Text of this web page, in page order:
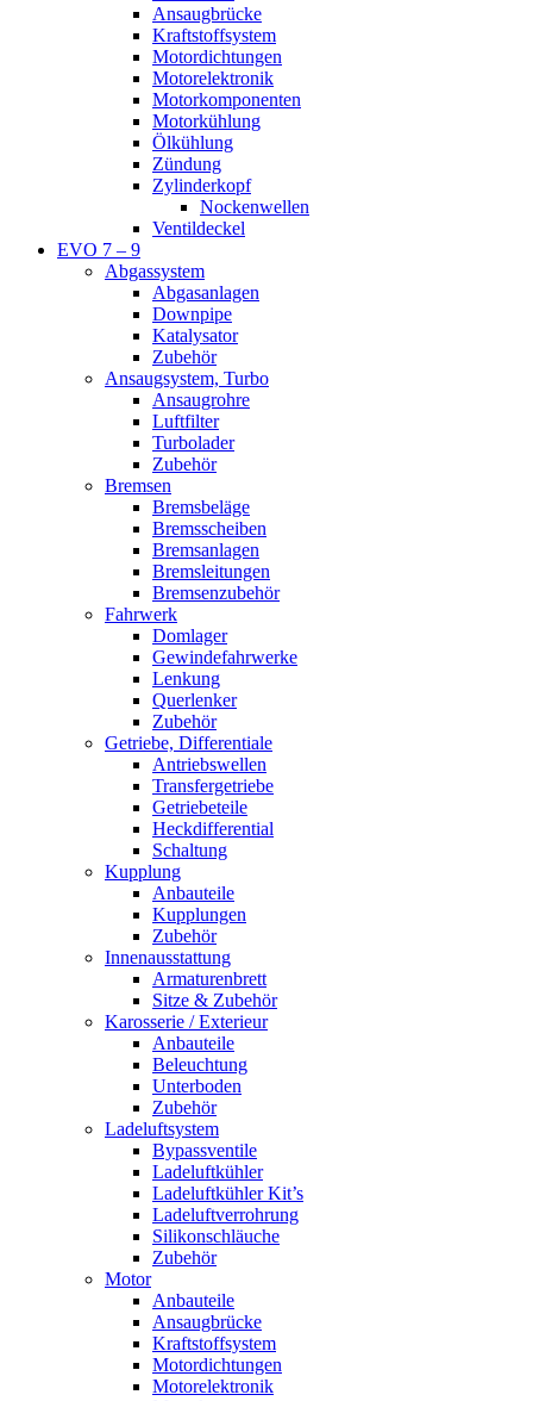
Ansaugbrücke
Kraftstoffsystem
Motordichtungen
Motorelektronik
Motorkomponenten
Motorkühlung
Ölkühlung
Zündung
Zylinderkopf
Nockenwellen
Ventildeckel
EVO 7 – 9
Abgassystem
Abgasanlagen
Downpipe
Katalysator
Zubehör
Ansaugsystem, Turbo
Ansaugrohre
Luftfilter
Turbolader
Zubehör
Bremsen
Bremsbeläge
Bremsscheiben
Bremsanlagen
Bremsleitungen
Bremsenzubehör
Fahrwerk
Domlager
Gewindefahrwerke
Lenkung
Querlenker
Zubehör
Getriebe, Differentiale
Antriebswellen
Transfergetriebe
Getriebeteile
Heckdifferential
Schaltung
Kupplung
Anbauteile
Kupplungen
Zubehör
Innenausstattung
Armaturenbrett
Sitze & Zubehör
Karosserie / Exterieur
Anbauteile
Beleuchtung
Unterboden
Zubehör
Ladeluftsystem
Bypassventile
Ladeluftkühler
Ladeluftkühler Kit’s
Ladeluftverrohrung
Silikonschläuche
Zubehör
Motor
Anbauteile
Ansaugbrücke
Kraftstoffsystem
Motordichtungen
Motorelektronik